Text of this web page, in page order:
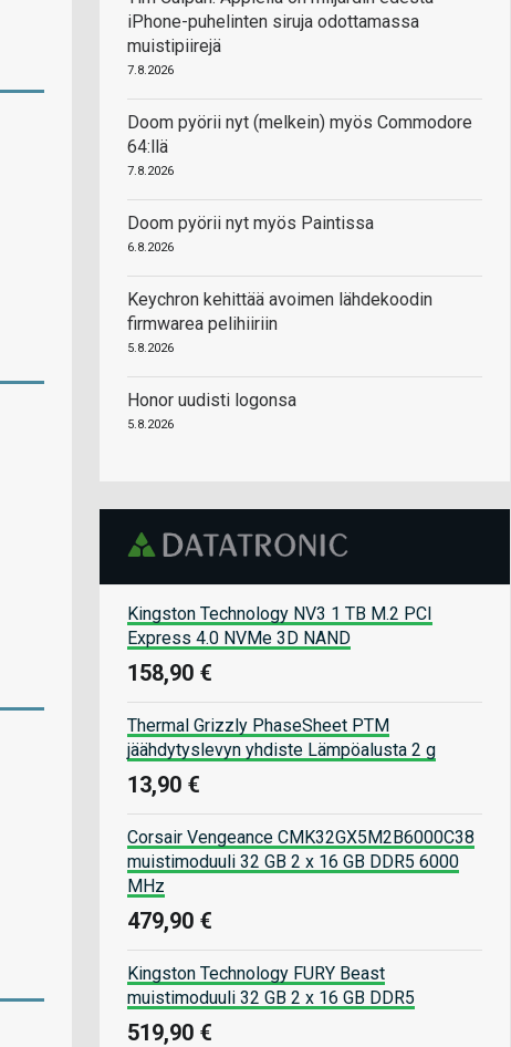
iPhone-puhelinten siruja odottamassa
muistipiirejä
7.8.2026
Doom pyörii nyt (melkein) myös Commodore
64:llä
7.8.2026
Doom pyörii nyt myös Paintissa
6.8.2026
Keychron kehittää avoimen lähdekoodin
firmwarea pelihiiriin
5.8.2026
Honor uudisti logonsa
5.8.2026
Kingston Technology NV3 1 TB M.2 PCI
Express 4.0 NVMe 3D NAND
158,90 €
Thermal Grizzly PhaseSheet PTM
jäähdytyslevyn yhdiste Lämpöalusta 2 g
13,90 €
Corsair Vengeance CMK32GX5M2B6000C38
muistimoduuli 32 GB 2 x 16 GB DDR5 6000
MHz
479,90 €
Kingston Technology FURY Beast
muistimoduuli 32 GB 2 x 16 GB DDR5
519,90 €